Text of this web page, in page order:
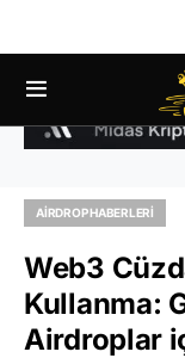
AIRDROP HABERLERI
Web3
Kullanma:
Airdroplar